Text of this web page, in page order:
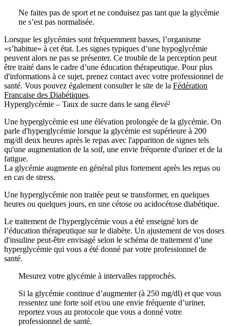
Ne faites pas de sport et ne conduisez pas tant que la glycémie
ne s’est pas normalisée.
Lorsque les glycémies sont fréquemment basses, l’organisme
«s’habitue» à cet état. Les signes typiques d’une hypoglycémie
peuvent alors ne pas se présenter. Ce trouble de la perception peut
être traité dans le cadre d’une éducation thérapeutique. Pour plus
d'informations à ce sujet, prenez contact avec votre professionnel de
santé. Vous pouvez également consulter le site de la Fédération
Française des Diabétiques.
Hyperglycémie – Taux de sucre dans le sang élevé²
Une hyperglycémie est une élévation prolongée de la glycémie. On
parle d'hyperglycémie lorsque la glycémie est supérieure à 200
mg/dl deux heures après le repas avec l'apparition de signes tels
qu'une augmentation de la soif, une envie fréquente d'uriner et de la
fatigue.
La glycémie augmente en général plus fortement après les repas ou
en cas de stress.
Une hyperglycémie non traitée peut se transformer, en quelques
heures ou quelques jours, en une cétose ou acidocétose diabétique.
Le traitement de l'hyperglycémie vous a été enseigné lors de
l’éducation thérapeutique sur le diabète. Un ajustement de vos doses
d'insuline peut-être envisagé selon le schéma de traitement d’une
hyperglycémie qui vous a été donné par votre professionnel de
santé.
Mesurez votre glycémie à intervalles rapprochés.
Si la glycémie continue d’augmenter (à 250 mg/dl) et que vous
ressentez une forte soif et/ou une envie fréquente d’uriner,
reportez vous au protocole que vous a donné votre
professionnel de santé.